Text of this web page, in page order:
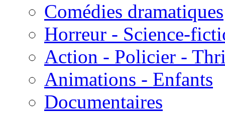
Comédies dramatiques
Horreur - Science-
Action - Policier -
Animations - Enfants
Documentaires